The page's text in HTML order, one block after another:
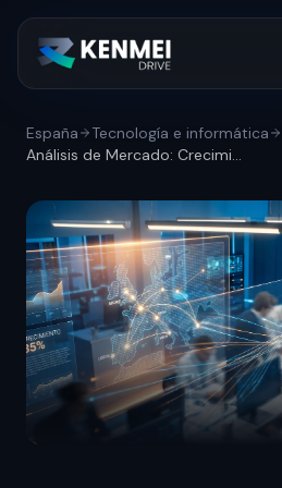
España Tecnología e informática
Análisis de Mercado: Crecimiento del mer...